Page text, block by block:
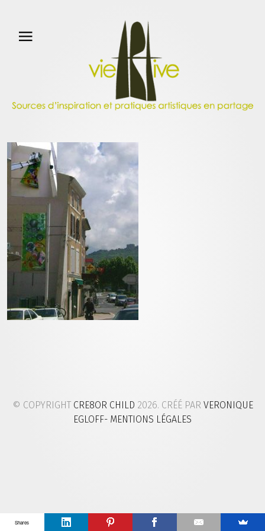
© COPYRIGHT CRE8OR CHILD 2026. CRÉÉ PAR VERONIQUE
EGLOFF- MENTIONS LÉGALES
Shares